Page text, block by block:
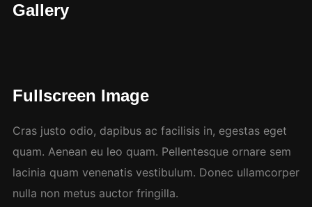
Gallery
Fullscreen Image
Cras justo odio, dapibus ac facilisis in, egestas eget
quam. Aenean eu leo quam. Pellentesque ornare sem
lacinia quam venenatis vestibulum. Donec ullamcorper
nulla non metus auctor fringilla.